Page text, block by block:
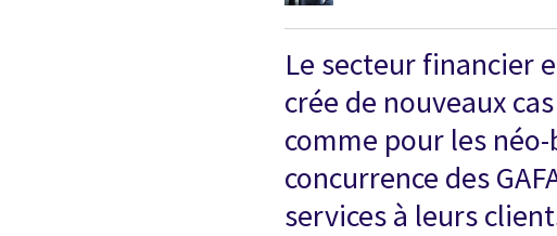
Le secteur financier
crée de nouveaux
comme pour les
concurrence des
services à leurs